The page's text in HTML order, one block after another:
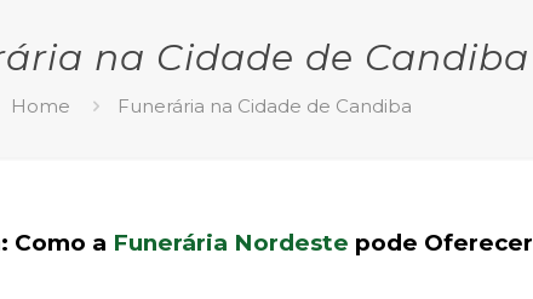
na Cidade de Candiba
Home Funerária na Cidade de Candiba
Como a Funerária Nordeste pode Oferecer